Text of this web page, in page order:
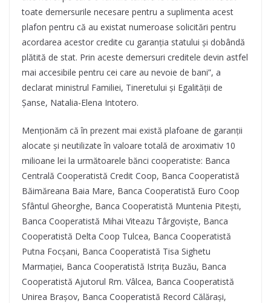
toate demersurile necesare pentru a suplimenta acest
plafon pentru că au existat numeroase solicitări pentru
acordarea acestor credite cu garanția statului și dobândă
plătită de stat. Prin aceste demersuri creditele devin astfel
mai accesibile pentru cei care au nevoie de bani”, a
declarat ministrul Familiei, Tineretului și Egalității de
Șanse, Natalia-Elena Intotero.
Menționăm că în prezent mai există plafoane de garanții
alocate și neutilizate în valoare totală de aroximativ 10
milioane lei la următoarele bănci cooperatiste: Banca
Centrală Cooperatistă Credit Coop, Banca Cooperatistă
Băimăreana Baia Mare, Banca Cooperatistă Euro Coop
Sfântul Gheorghe, Banca Cooperatistă Muntenia Pitești,
Banca Cooperatistă Mihai Viteazu Târgoviște, Banca
Cooperatistă Delta Coop Tulcea, Banca Cooperatistă
Putna Focșani, Banca Cooperatistă Tisa Sighetu
Marmației, Banca Cooperatistă Istrița Buzău, Banca
Cooperatistă Ajutorul Rm. Vâlcea, Banca Cooperatistă
Unirea Brașov, Banca Cooperatistă Record Călărași,